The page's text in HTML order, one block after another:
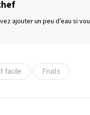
ajouter un peu d’eau si
facile Fruits